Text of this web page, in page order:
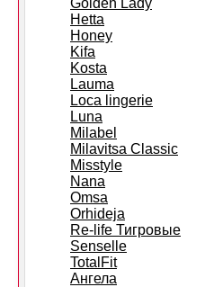
Golden Lady
Hetta
Honey
Kifa
Kosta
Lauma
Loca lingerie
Luna
Milabel
Milavitsa Classic
Misstyle
Nana
Omsa
Orhideja
Re-life Тигровые
Senselle
TotalFit
Ангела